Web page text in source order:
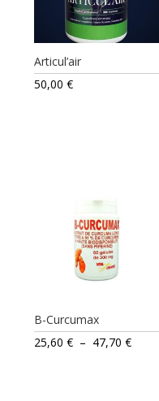
Articul’air
50,00€
B-Curcumax
25,60€ – 47,70€Plage